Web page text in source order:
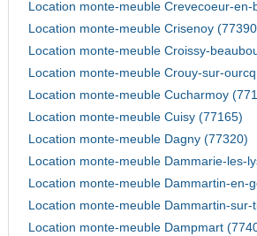
Location monte-meuble Crevecoeur-en-
Location monte-meuble Crisenoy
Location monte-meuble Croissy-
Location monte-meuble Crouy-sur-
Location monte-meuble Cucharmoy
Location monte-meuble Cuisy (77165)
Location monte-meuble Dagny (77320)
Location monte-meuble Dammarie-les-
Location monte-meuble Dammartin-en-
Location monte-meuble Dammartin-sur-
Location monte-meuble Dampmart